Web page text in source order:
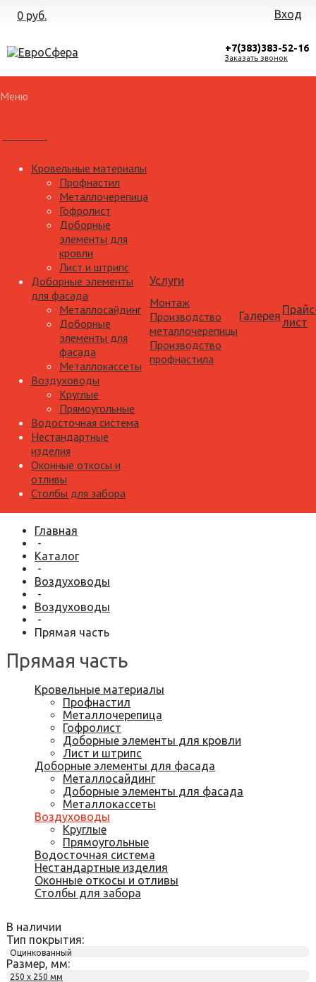
0 руб. Вход
+7(383)383-52-16
Заказать звонок
Меню
Кровельные материалы
Профнастил
Металлочерепица
Гофролист
Доборные
элементы для
кровли
Лист и штрипс
Доборные элементы
для фасада
Металлосайдинг
Доборные
элементы для
фасада
Металлокассеты
Воздуховоды
Круглые
Прямоугольные
Водосточная система
Нестандартные
изделия
Оконные откосы и
отливы
Столбы для забора
Услуги
Монтаж
Производство
металлочерепицы
Производство
профнастила
Галерея лист
Главная
-
Каталог
-
Воздуховоды
-
Воздуховоды
-
Прямая часть
Прямая часть
Кровельные материалы
Профнастил
Металлочерепица
Гофролист
Доборные элементы для кровли
Лист и штрипс
Доборные элементы для фасада
Металлосайдинг
Доборные элементы для фасада
Металлокассеты
Воздуховоды
Круглые
Прямоугольные
Водосточная система
Нестандартные изделия
Оконные откосы и отливы
Столбы для забора
В наличии
Тип покрытия:
Оцинкованный
Размер, мм:
250 x 250 мм